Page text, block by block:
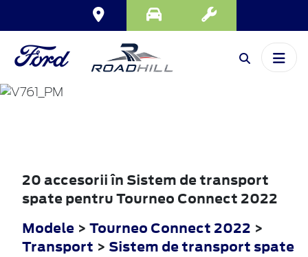
TOURNEO
CONNECT
20 accesorii în Sistem de transport
spate pentru Tourneo Connect 2022
Modele > Tourneo Connect 2022 >
Transport > Sistem de transport spate